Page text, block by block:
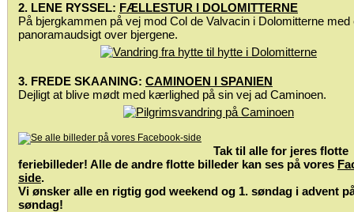
2. LENE RYSSEL: FÆLLESTUR I DOLOMITTERNE
På bjergkammen på vej mod Col de Valvacin i Dolomitterne
panoramaudsigt over bjergene.
3. FREDE SKAANING: CAMINOEN I SPANIEN
Dejligt at blive mødt med kærlighed på sin vej ad Caminoen.
Tak til alle for jeres flotte
feriebilleder! Alle de andre flotte billeder kan ses på vores
side.
Vi ønsker alle en rigtig god weekend og 1. søndag i advent
søndag!